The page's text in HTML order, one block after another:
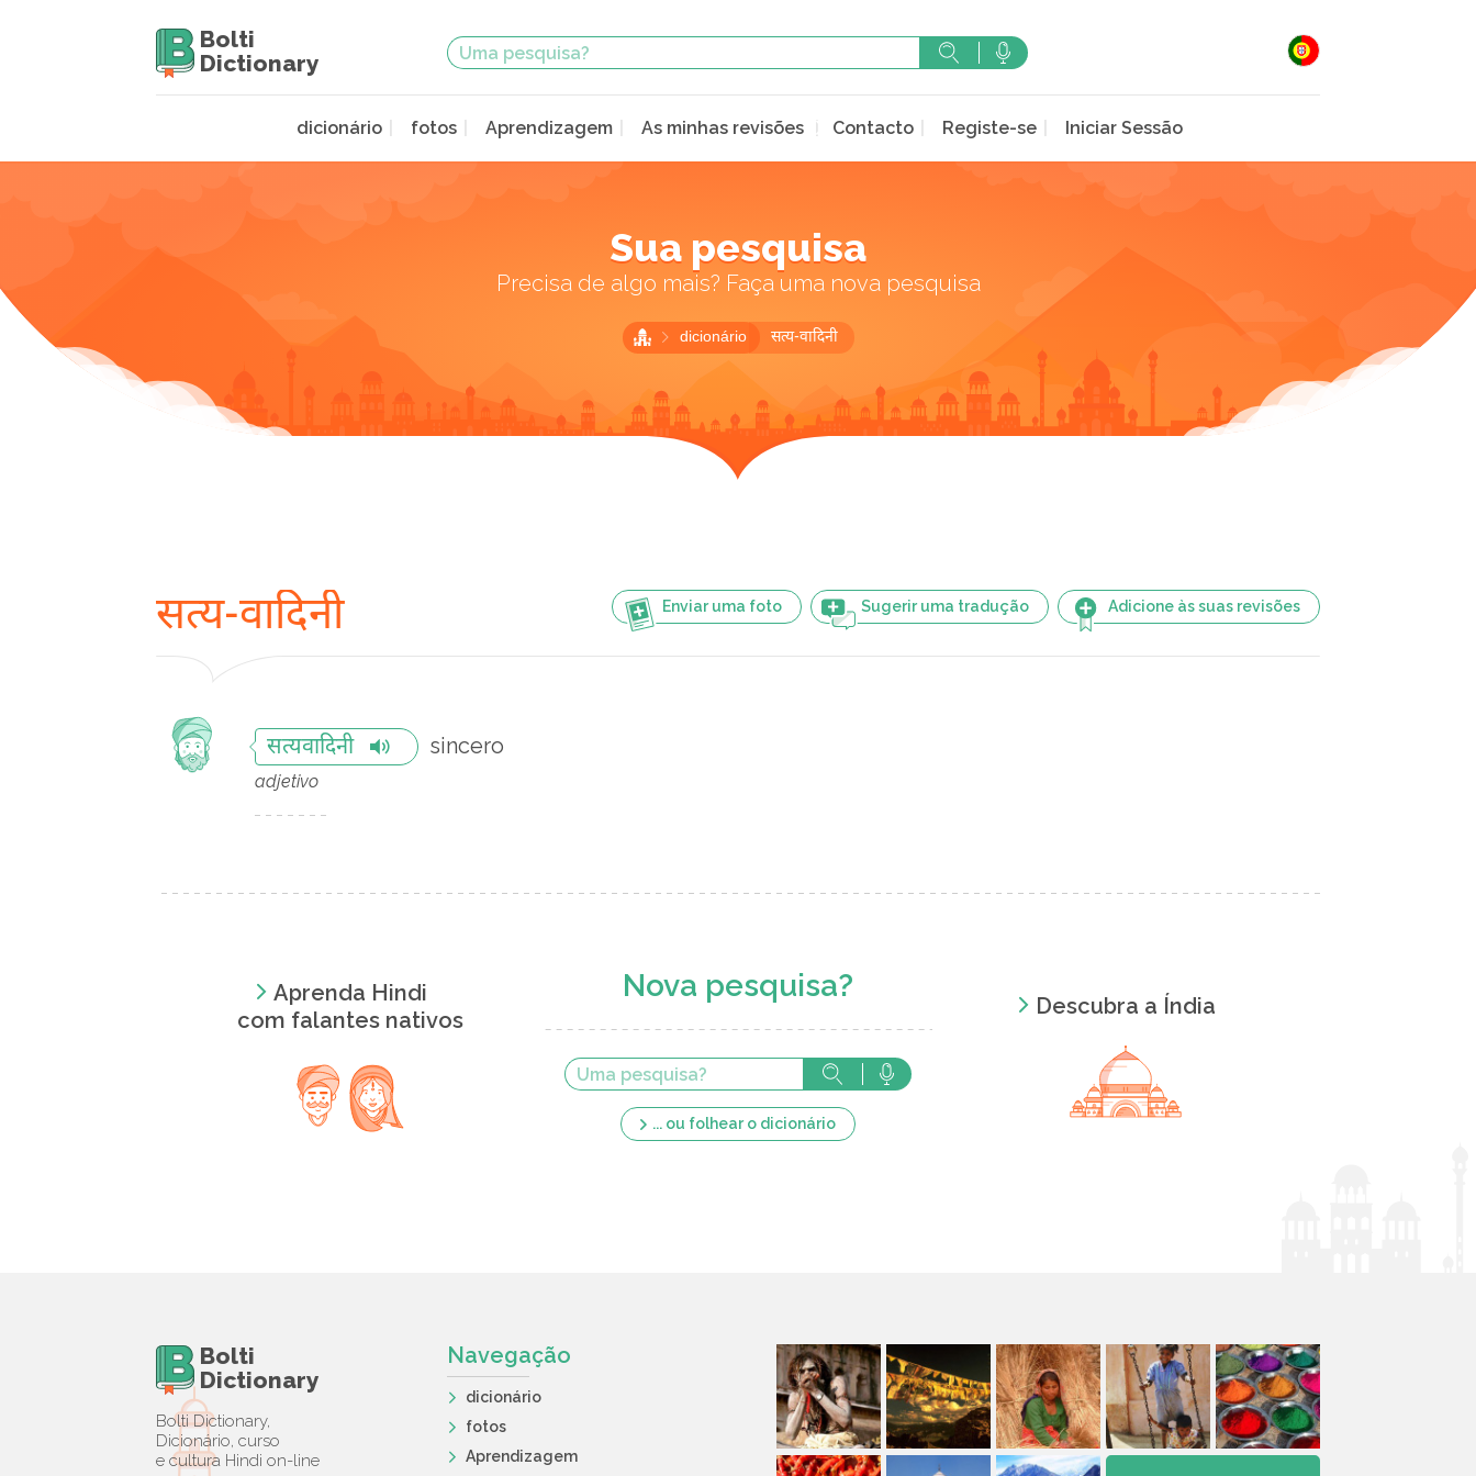
Bolti
Dictionary
dicionário fotos Aprendizagem As minhas revisões Contacto Registe-se Iniciar Sessão
Sua pesquisa
Precisa de algo mais? Faça uma nova pesquisa
dicionário सत्य-वादिनी
Enviar uma foto Sugerir uma tradução Adicione às suas revisões
सत्य-वादिनी
सत्यवादिनी sincero
adjetivo
Aprenda Hindi
com falantes nativos
Nova pesquisa?
... ou folhear o dicionário
Descubra a Índia
Bolti
Dictionary
Bolti Dictionary,
Dicionário, curso
e cultura Hindi on-line
Navegação
dicionário
fotos
Aprendizagem